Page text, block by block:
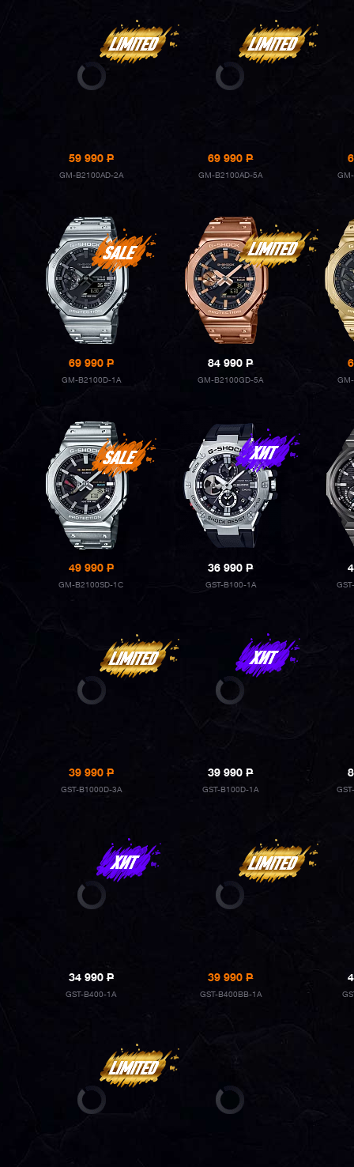
59 990P
GM-B2100AD-2A
69 990P
GM-B2100AD-5A
69 990P
GM-B2100D-1A
84 990P
GM-B2100GD-5A
49 990P
GM-B2100SD-1C
36 990P
GST-B100-1A
39 990P
GST-B1000D-3A
39 990P
GST-B100D-1A
34 990P
GST-B400-1A
39 990P
GST-B400BB-1A